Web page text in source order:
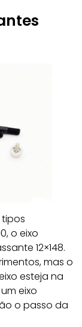
o eixo
12×148.
mas o
esteja na
eixo
o passo da